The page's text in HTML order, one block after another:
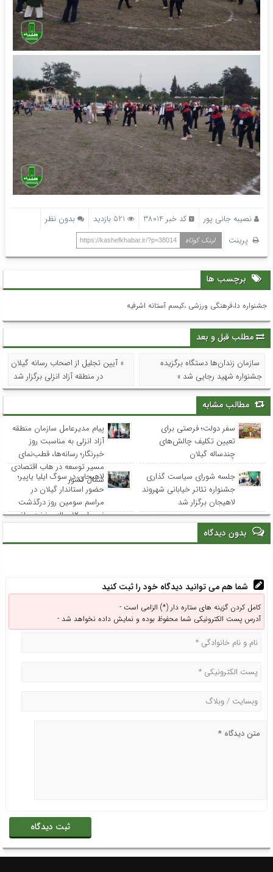
نصیبه جانی پور کد خبر 38014 521 بازدید
بدون نظر
پرینت
لینک کوتاه https://kashefkhabar.ir/?p=38014
برچسب ها
جشنواره دا،فرهنگی ورزشی ،کیسم آستانه اشرفیه
مطلب قبل و بعد
سازمان زندان‌‏ها دستگاه برگزیده
جشنواره شهید رجایی شد »
« آیین تجلیل از اصحاب رسانه گیلان
در منطقه آزاد انزلی برگزار شد
مطالب مشابه
سفر دولت؛ فرصتی برای
تعیین تکلیف چالش‌های
چندساله گیلان
پیام مدیرعامل سازمان منطقه
آزاد انزلی به مناسبت روز
خبرنگار؛ رسانه‌ها، قطب‌نمای
مسیر توسعه در هاب اقتصادی
شمال کشور
جلسه شورای سیاست گذاری
جشنواره تئاتر خیابانی شهروند
لاهیجان برگزار شد
لاهیجان در سوگ ایلیا یاپیر؛
حضور استاندار گیلان در
مراسم سومین روز درگذشت
نوجوان ۱۲ ساله و نخبه ریاضی
بدون دیدگاه
شما هم می توانید دیدگاه خود را ثبت کنید
کامل کردن گزینه های ستاره دار (*) الزامی است -
آدرس پست الکترونیکی شما محفوظ بوده و نمایش داده نخواهد شد -